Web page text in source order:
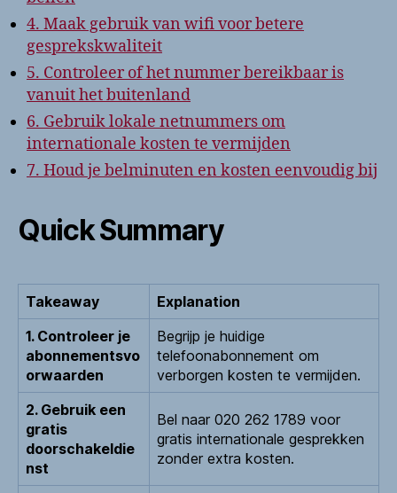
4. Maak gebruik van wifi voor betere
gesprekskwaliteit
5. Controleer of het nummer bereikbaar is
vanuit het buitenland
6. Gebruik lokale netnummers om
internationale kosten te vermijden
7. Houd je belminuten en kosten eenvoudig bij
Quick Summary
Takeaway
Explanation
1. Controleer je
abonnementsvo
orwaarden
Begrijp je huidige
telefoonabonnement om
verborgen kosten te vermijden.
2. Gebruik een
gratis
doorschakeldie
nst
Bel naar 020 262 1789 voor
gratis internationale gesprekken
zonder extra kosten.